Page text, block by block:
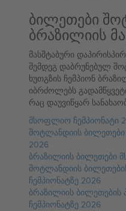
ბილეთები
ბრაზილიის
მასშტაბური
შემდეგ დაბრუნებულ
ხუთგზის ჩემპიონ
იბრძოლებს
რაც დაუვიწყარ
მსოფლიო ჩემპიონატი
შოტლანდიის
2026
ბრაზილიის ბილეთები
შოტლანდიის
ჩემპიონატზე 2026
ბრაზილიის ბილეთების
ჩემპიონატზე 2026